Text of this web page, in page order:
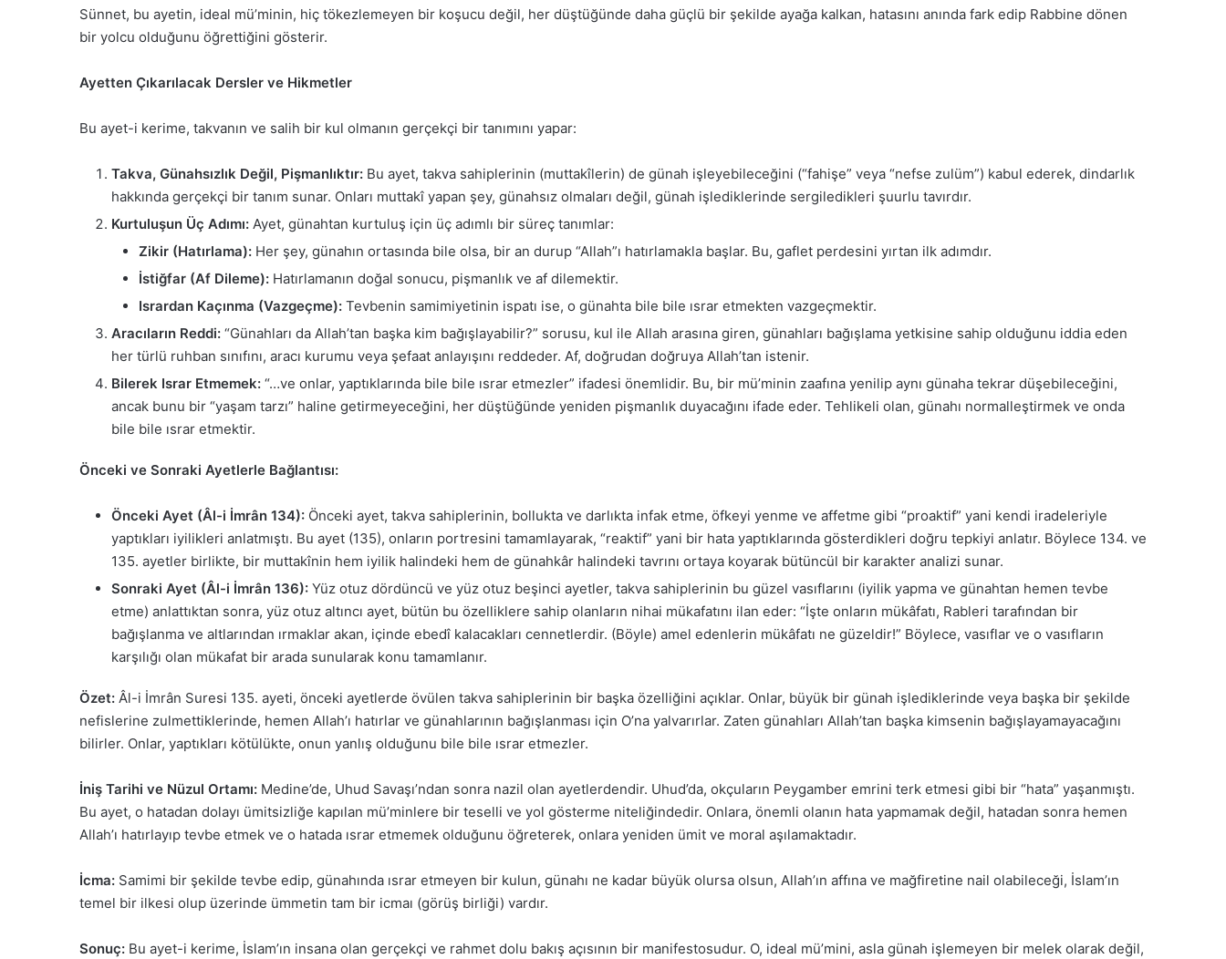
Sünnet, bu ayetin, ideal mü’minin, hiç tökezlemeyen bir koşucu değil, her düştüğünde daha güçlü bir şekilde ayağa kalkan, hatasını anında fark edip Rabbine dönen
bir yolcu olduğunu öğrettiğini gösterir.
Ayetten Çıkarılacak Dersler ve Hikmetler
Bu ayet-i kerime, takvanın ve salih bir kul olmanın gerçekçi bir tanımını yapar:
Takva, Günahsızlık Değil, Pişmanlıktır: Bu ayet, takva sahiplerinin (muttakîlerin) de günah işleyebileceğini (“fahişe” veya “nefse zulüm”) kabul ederek, dindarlık
hakkında gerçekçi bir tanım sunar. Onları muttakî yapan şey, günahsız olmaları değil, günah işlediklerinde sergiledikleri şuurlu tavırdır.
Kurtuluşun Üç Adımı: Ayet, günahtan kurtuluş için üç adımlı bir süreç tanımlar:
Zikir (Hatırlama): Her şey, günahın ortasında bile olsa, bir an durup “Allah”ı hatırlamakla başlar. Bu, gaflet perdesini yırtan ilk adımdır.
İstiğfar (Af Dileme): Hatırlamanın doğal sonucu, pişmanlık ve af dilemektir.
Isrardan Kaçınma (Vazgeçme): Tevbenin samimiyetinin ispatı ise, o günahta bile bile ısrar etmekten vazgeçmektir.
Aracıların Reddi: “Günahları da Allah’tan başka kim bağışlayabilir?” sorusu, kul ile Allah arasına giren, günahları bağışlama yetkisine sahip olduğunu iddia eden
her türlü ruhban sınıfını, aracı kurumu veya şefaat anlayışını reddeder. Af, doğrudan doğruya Allah’tan istenir.
Bilerek Israr Etmemek: “…ve onlar, yaptıklarında bile bile ısrar etmezler” ifadesi önemlidir. Bu, bir mü’minin zaafına yenilip aynı günaha tekrar düşebileceğini,
ancak bunu bir “yaşam tarzı” haline getirmeyeceğini, her düştüğünde yeniden pişmanlık duyacağını ifade eder. Tehlikeli olan, günahı normalleştirmek ve onda
bile bile ısrar etmektir.
Önceki ve Sonraki Ayetlerle Bağlantısı:
Önceki Ayet (Âl-i İmrân 134): Önceki ayet, takva sahiplerinin, bollukta ve darlıkta infak etme, öfkeyi yenme ve affetme gibi “proaktif” yani kendi iradeleriyle
yaptıkları iyilikleri anlatmıştı. Bu ayet (135), onların portresini tamamlayarak, “reaktif” yani bir hata yaptıklarında gösterdikleri doğru tepkiyi anlatır. Böylece 134. ve
135. ayetler birlikte, bir muttakînin hem iyilik halindeki hem de günahkâr halindeki tavrını ortaya koyarak bütüncül bir karakter analizi sunar.
Sonraki Ayet (Âl-i İmrân 136): Yüz otuz dördüncü ve yüz otuz beşinci ayetler, takva sahiplerinin bu güzel vasıflarını (iyilik yapma ve günahtan hemen tevbe
etme) anlattıktan sonra, yüz otuz altıncı ayet, bütün bu özelliklere sahip olanların nihai mükafatını ilan eder: “İşte onların mükâfatı, Rableri tarafından bir
bağışlanma ve altlarından ırmaklar akan, içinde ebedî kalacakları cennetlerdir. (Böyle) amel edenlerin mükâfatı ne güzeldir!” Böylece, vasıflar ve o vasıfların
karşılığı olan mükafat bir arada sunularak konu tamamlanır.
Özet: Âl-i İmrân Suresi 135. ayeti, önceki ayetlerde övülen takva sahiplerinin bir başka özelliğini açıklar. Onlar, büyük bir günah işlediklerinde veya başka bir şekilde
nefislerine zulmettiklerinde, hemen Allah’ı hatırlar ve günahlarının bağışlanması için O’na yalvarırlar. Zaten günahları Allah’tan başka kimsenin bağışlayamayacağını
bilirler. Onlar, yaptıkları kötülükte, onun yanlış olduğunu bile bile ısrar etmezler.
İniş Tarihi ve Nüzul Ortamı: Medine’de, Uhud Savaşı’ndan sonra nazil olan ayetlerdendir. Uhud’da, okçuların Peygamber emrini terk etmesi gibi bir “hata” yaşanmıştı.
Bu ayet, o hatadan dolayı ümitsizliğe kapılan mü’minlere bir teselli ve yol gösterme niteliğindedir. Onlara, önemli olanın hata yapmamak değil, hatadan sonra hemen
Allah’ı hatırlayıp tevbe etmek ve o hatada ısrar etmemek olduğunu öğreterek, onlara yeniden ümit ve moral aşılamaktadır.
İcma: Samimi bir şekilde tevbe edip, günahında ısrar etmeyen bir kulun, günahı ne kadar büyük olursa olsun, Allah’ın affına ve mağfiretine nail olabileceği, İslam’ın
temel bir ilkesi olup üzerinde ümmetin tam bir icmaı (görüş birliği) vardır.
Sonuç: Bu ayet-i kerime, İslam’ın insana olan gerçekçi ve rahmet dolu bakış açısının bir manifestosudur. O, ideal mü’mini, asla günah işlemeyen bir melek olarak değil,